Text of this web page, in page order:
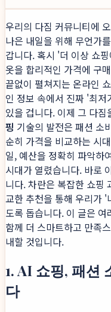
우리의 다짐 커뮤니티에
나은 내일을 위해 무언가
갑니다. 혹시 '더 이상 쇼
옷을 합리적인 가격에 구
끝없이 펼쳐지는 온라인
인 정보 속에서 진짜 '최
있을 겁니다. 이제 그 다
핑 기술의 발전은 패션 소
순히 가격을 비교하는 시
일, 예산을 정확히 파악하
시대가 열렸습니다. 바로
니다. 차란은 복잡한 쇼핑
교한 추천을 통해 우리가 '
도록 돕습니다. 이 글은
함께 더 스마트하고 만족
내할 것입니다.
1. AI 쇼핑, 패션
다